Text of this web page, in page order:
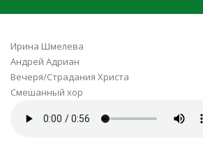
Ирина Шмелева
Андрей Адриан
Вечеря/Страдания Христа
Смешанный хор
Тебя распяли на